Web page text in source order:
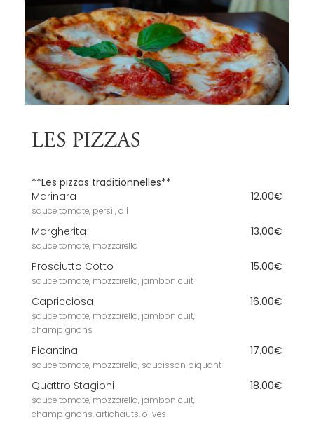
LES PIZZAS
**Les pizzas traditionnelles**
Marinara
sauce tomate, persil, ail
12.00€
Margherita
sauce tomate, mozzarella
13.00€
Prosciutto Cotto
sauce tomate, mozzarella, jambon cuit
15.00€
Capricciosa
sauce tomate, mozzarella, jambon cuit,
champignons
16.00€
Picantina
sauce tomate, mozzarella, saucisson piquant
17.00€
Quattro Stagioni
sauce tomate, mozzarella, jambon cuit,
champignons, artichauts, olives
18.00€